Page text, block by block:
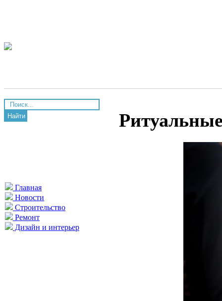
Найти
Главная
Новости
Строительство
Ремонт
Дизайн и интерьер